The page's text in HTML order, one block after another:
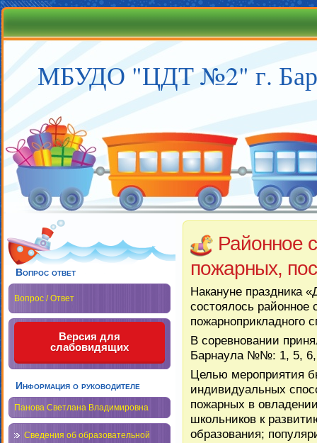
МБУДО "ЦДТ №2" г.
Вопрос ответ
Вопрос / Ответ
Версия для
слабовидящих
Информация о руководителе
Панова Светлана Владимировна
Сведения об образовательной
Районное
пожарных,
Накануне праздника
состоялось
пожарноприкладного
В соревновании
Барнаула №№: 1, 5, 6,
Целью мероприятия
индивидуальных
пожарных в
школьников к
образования;